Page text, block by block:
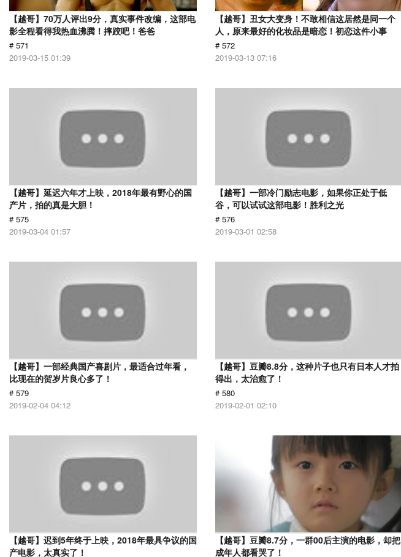
【越哥】70万人评出9分，真实事件改编，这部电
影全程看得我热血沸腾！摔跤吧！爸爸
# 571
2019-03-15 01:39
【越哥】丑女大变身！不敢相信这居然是同一个
人，原来最好的化妆品是暗恋！初恋这件小事
# 572
2019-03-13 07:16
【越哥】延迟六年才上映，2018年最有野心的国
产片，拍的真是大胆！
# 575
2019-03-04 01:57
【越哥】一部冷门励志电影，如果你正处于低
谷，可以试试这部电影！胜利之光
# 576
2019-03-01 02:58
【越哥】一部经典国产喜剧片，最适合过年看，
比现在的贺岁片良心多了！
# 579
2019-02-04 04:12
【越哥】豆瓣8.8分，这种片子也只有日本人才拍
得出，太治愈了！
# 580
2019-02-01 02:10
【越哥】迟到5年终于上映，2018年最具争议的国
产电影，太真实了！
【越哥】豆瓣8.7分，一群00后主演的电影，却把
成年人都看哭了！